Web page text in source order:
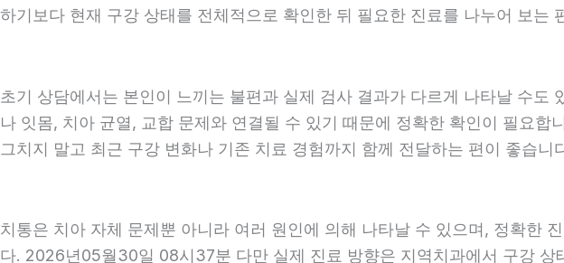
하기보다 현재 구강 상태를 전체적으로 확인한 뒤 필요한 진료를 나누어 보
초기 상담에서는 본인이 느끼는 불편과 실제 검사 결과가 다르게 나타날 수
나 잇몸, 치아 균열, 교합 문제와 연결될 수 있기 때문에 정확한 확인이 필요
그치지 말고 최근 구강 변화나 기존 치료 경험까지 함께 전달하는 편이 좋습
치통은 치아 자체 문제뿐 아니라 여러 원인에 의해 나타날 수 있으며, 정확한
다. 2026년05월30일 08시37분 다만 실제 진료 방향은 지역치과에서 구강